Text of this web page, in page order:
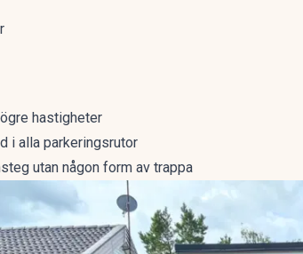
hastigheter
i alla parkeringsrutor
utan någon form av trappa